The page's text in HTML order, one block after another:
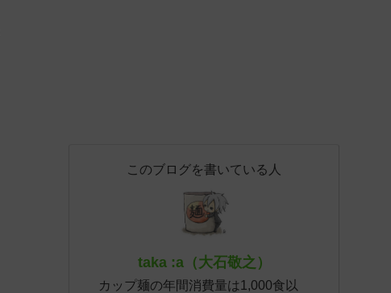
このブログを書いている人
taka :a（大石敬之）
カップ麺の年間消費量は1,000食以